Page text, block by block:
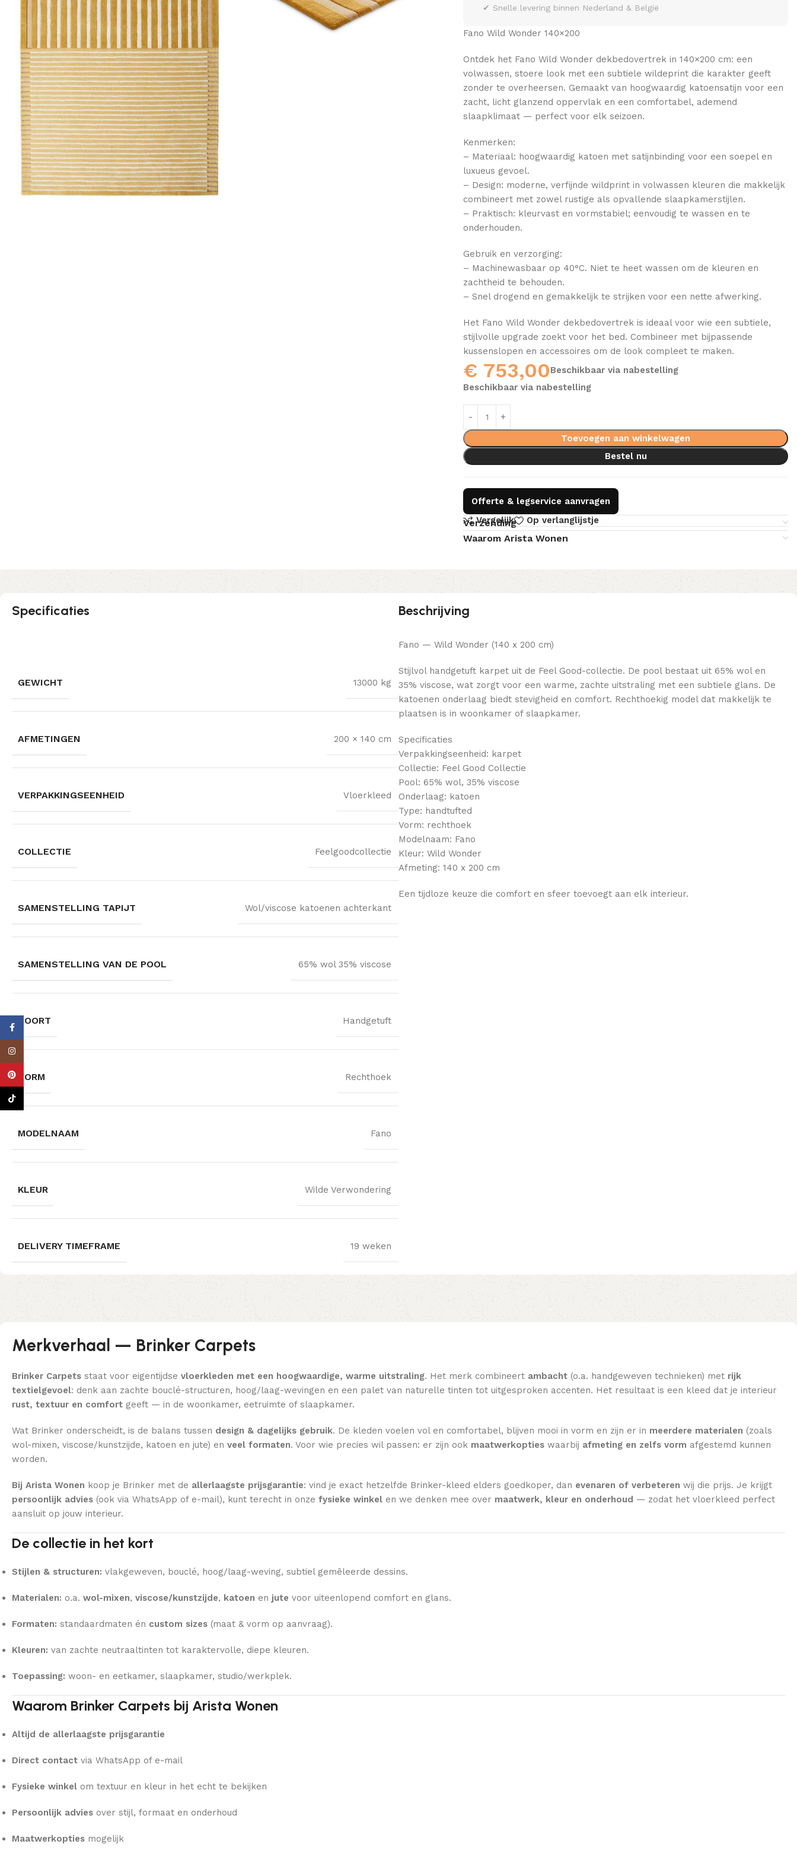
✔ Snelle levering binnen Nederland & België
Fano Wild Wonder 140×200
Ontdek het Fano Wild Wonder dekbedovertrek in 140×200 cm: een
volwassen, stoere look met een subtiele wildeprint die karakter geeft
zonder te overheersen. Gemaakt van hoogwaardig katoensatijn voor een
zacht, licht glanzend oppervlak en een comfortabel, ademend
slaapklimaat — perfect voor elk seizoen.
Kenmerken:
– Materiaal: hoogwaardig katoen met satijnbinding voor een soepel en
luxueus gevoel.
– Design: moderne, verfijnde wildprint in volwassen kleuren die makkelijk
combineert met zowel rustige als opvallende slaapkamerstijlen.
– Praktisch: kleurvast en vormstabiel; eenvoudig te wassen en te
onderhouden.
Gebruik en verzorging:
– Machinewasbaar op 40°C. Niet te heet wassen om de kleuren en
zachtheid te behouden.
– Snel drogend en gemakkelijk te strijken voor een nette afwerking.
Het Fano Wild Wonder dekbedovertrek is ideaal voor wie een subtiele,
stijlvolle upgrade zoekt voor het bed. Combineer met bijpassende
kussenslopen en accessoires om de look compleet te maken.
€ 753,00Beschikbaar via nabestelling
Beschikbaar via nabestelling
Toevoegen aan winkelwagen
Bestel nu
Offerte & legservice aanvragen
Vergelijk
Op verlanglijstje
Verzending
Waarom Arista Wonen
Specificaties
GEWICHT 13000 kg
AFMETINGEN 200 × 140 cm
VERPAKKINGSEENHEID Vloerkleed
COLLECTIE Feelgoodcollectie
SAMENSTELLING TAPIJT Wol/viscose katoenen achterkant
SAMENSTELLING VAN DE POOL 65% wol 35% viscose
SOORT Handgetuft
VORM Rechthoek
MODELNAAM Fano
KLEUR Wilde Verwondering
DELIVERY TIMEFRAME 19 weken
Beschrijving
Fano — Wild Wonder (140 x 200 cm)
Stijlvol handgetuft karpet uit de Feel Good-collectie. De pool bestaat uit 65% wol en
35% viscose, wat zorgt voor een warme, zachte uitstraling met een subtiele glans. De
katoenen onderlaag biedt stevigheid en comfort. Rechthoekig model dat makkelijk te
plaatsen is in woonkamer of slaapkamer.
Specificaties
Verpakkingseenheid: karpet
Collectie: Feel Good Collectie
Pool: 65% wol, 35% viscose
Onderlaag: katoen
Type: handtufted
Vorm: rechthoek
Modelnaam: Fano
Kleur: Wild Wonder
Afmeting: 140 x 200 cm
Een tijdloze keuze die comfort en sfeer toevoegt aan elk interieur.
Merkverhaal — Brinker Carpets
Brinker Carpets staat voor eigentijdse vloerkleden met een hoogwaardige, warme uitstraling. Het merk combineert ambacht (o.a. handgeweven technieken) met rijk
textielgevoel: denk aan zachte bouclé-structuren, hoog/laag-wevingen en een palet van naturelle tinten tot uitgesproken accenten. Het resultaat is een kleed dat je interieur
rust, textuur en comfort geeft — in de woonkamer, eetruimte of slaapkamer.
Wat Brinker onderscheidt, is de balans tussen design & dagelijks gebruik. De kleden voelen vol en comfortabel, blijven mooi in vorm en zijn er in meerdere materialen (zoals
wol-mixen, viscose/kunstzijde, katoen en jute) en veel formaten. Voor wie precies wil passen: er zijn ook maatwerkopties waarbij afmeting en zelfs vorm afgestemd kunnen
worden.
Bij Arista Wonen koop je Brinker met de allerlaagste prijsgarantie: vind je exact hetzelfde Brinker-kleed elders goedkoper, dan evenaren of verbeteren wij die prijs. Je krijgt
persoonlijk advies (ook via WhatsApp of e-mail), kunt terecht in onze fysieke winkel en we denken mee over maatwerk, kleur en onderhoud — zodat het vloerkleed perfect
aansluit op jouw interieur.
De collectie in het kort
Stijlen & structuren: vlakgeweven, bouclé, hoog/laag-weving, subtiel gemêleerde dessins.
Materialen: o.a. wol-mixen, viscose/kunstzijde, katoen en jute voor uiteenlopend comfort en glans.
Formaten: standaardmaten én custom sizes (maat & vorm op aanvraag).
Kleuren: van zachte neutraaltinten tot karaktervolle, diepe kleuren.
Toepassing: woon- en eetkamer, slaapkamer, studio/werkplek.
Waarom Brinker Carpets bij Arista Wonen
Altijd de allerlaagste prijsgarantie
Direct contact via WhatsApp of e-mail
Fysieke winkel om textuur en kleur in het echt te bekijken
Persoonlijk advies over stijl, formaat en onderhoud
Maatwerkopties mogelijk
Instagram
Pinterest